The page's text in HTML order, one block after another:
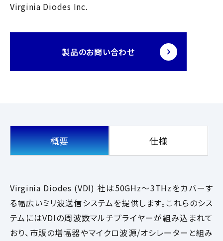
Virginia Diodes Inc.
製品のお問い合わせ
概要 仕様
Virginia Diodes (VDI) 社は50GHz～3THzをカバーす
る幅広いミリ波送信システムを提供します。これらのシス
テムにはVDIの周波数マルチプライヤーが組み込まれて
おり、市販の増幅器やマイクロ波源/オシレーターと組み